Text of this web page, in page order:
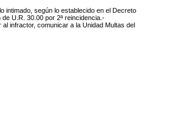
intimado, según lo establecido en el Decreto
U.R. 30.00 por 2ª reincidencia.-
infractor, comunicar a la Unidad Multas del